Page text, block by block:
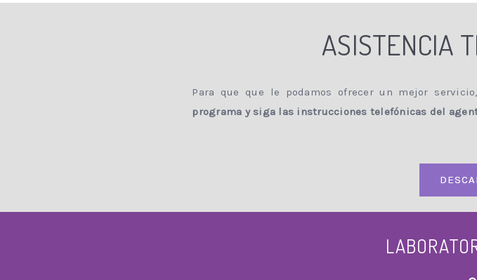
ASISTENCIA
Para que que le podamos ofrecer un mejor
programa y siga las instrucciones telefónicas del